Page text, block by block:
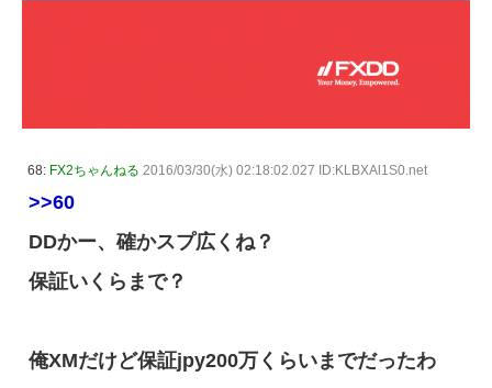
68: FX2ちゃんねる 2016/03/30(水) 02:18:02.027 ID:KLBXAl1S0.net
>>60
DDかー、確かスプ広くね？
保証いくらまで？
俺XMだけど保証jpy200万くらいまでだったわ